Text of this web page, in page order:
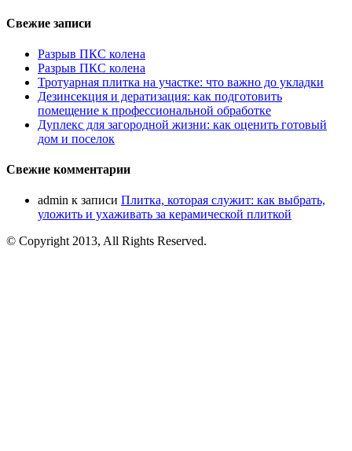
Свежие записи
Разрыв ПКС колена
Разрыв ПКС колена
Тротуарная плитка на участке: что важно до укладки
Дезинсекция и дератизация: как подготовить
помещение к профессиональной обработке
Дуплекс для загородной жизни: как оценить готовый
дом и поселок
Свежие комментарии
admin к записи Плитка, которая служит: как выбрать,
уложить и ухаживать за керамической плиткой
© Copyright 2013, All Rights Reserved.